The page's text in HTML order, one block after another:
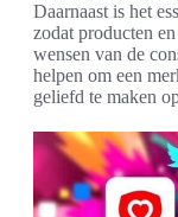
Daarnaast is het
zodat producten
wensen van de
helpen om een
geliefd te maken